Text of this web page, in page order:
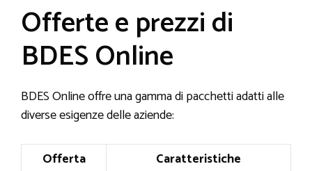
Offerte e prezzi di
BDES Online
BDES Online offre una gamma di pacchetti adatti alle
diverse esigenze delle aziende:
Offerta
Caratteristiche